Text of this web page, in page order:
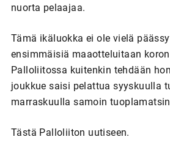
nuorta pelaajaa.
Tämä ikäluokka ei ole vielä
ensimmäisiä maaotteluitaan
Palloliitossa kuitenkin tehdään
joukkue saisi pelattua syyskuulla
marraskuulla samoin
Tästä Palloliiton uutiseen.